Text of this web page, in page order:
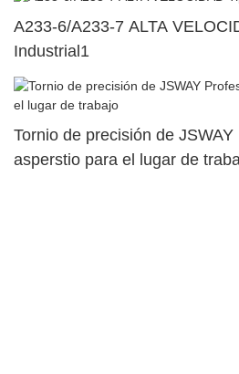
A233-6/A233-7 ALTA
Industrial1
Tornio de precisión de
asperstio para el lugar de